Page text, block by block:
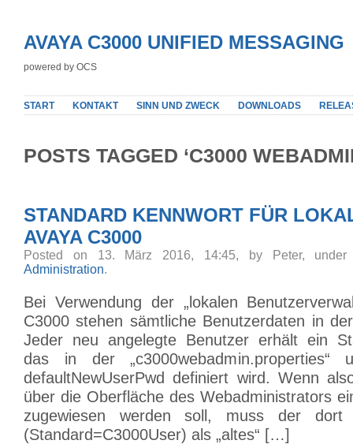
AVAYA C3000 UNIFIED MESSAGING
powered by OCS
START KONTAKT SINN UND ZWECK DOWNLOADS
POSTS TAGGED ‘C3000
STANDARD KENNWORT FÜR
AVAYA C3000
Posted on 13. März 2016, 14:45, by Peter,
Administration.
Bei Verwendung der „lokalen
C3000 stehen sämtliche Benutzerdaten in
Jeder neu angelegte Benutzer erhält ein
das in der
defaultNewUserPwd definiert wird. Wenn
über die Oberfläche des Webadministrators
zugewiesen werden soll, muss der dort
(Standard=C3000User) als „altes“ […]